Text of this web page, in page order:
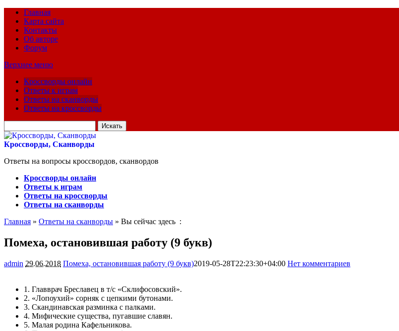
Главная
Карта сайта
Контакты
Об авторе
Форум
Верхнее меню
Кроссворды онлайн
Ответы к играм
Ответы на сканворды
Ответы на кроссворды
для:
Кроссворды, Сканворды
Ответы на вопросы кроссвордов, сканвордов
Кроссворды онлайн
Ответы к играм
Ответы на кроссворды
Ответы на сканворды
Главная » Ответы на сканворды » Вы сейчас здесь :
Помеха, остановившая работу (9 букв)
admin 29.06.2018 Помеха, остановившая работу (9 букв)2019-05-28T22:23:30+04:00 Нет комментариев
1. Главврач Бреславец в т/с «Склифосовский».
2. «Лопоухий» сорняк с цепкими бутонами.
3. Скандинавская разминка с палками.
4. Мифические существа, пугавшие славян.
5. Малая родина Кафельникова.